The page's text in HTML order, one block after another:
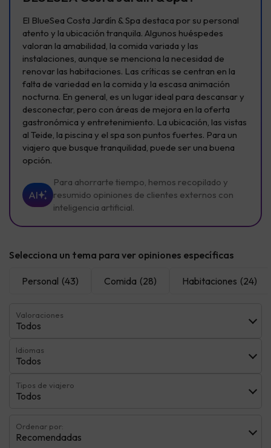
El BlueSea Costa Jardín & Spa destaca por su personal
atento y la ubicación tranquila. Algunos huéspedes
valoran la amabilidad, la comida variada y las
instalaciones, aunque se menciona la necesidad de
renovar las habitaciones. Las críticas se centran en la
falta de variedad en la comida y la escasa animación
nocturna. En general, es un lugar ideal para descansar y
desconectar, pero con áreas de mejora en la oferta
gastronómica y entretenimiento. La ubicación, las vistas
al Teide, la piscina y el spa son puntos fuertes. Para un
viajero que busque tranquilidad, puede ser una buena
opción.
AI
Para ahorrarte tiempo, hemos recopilado y
resumido opiniones de clientes externos con
inteligencia artificial.
Selecciona un tema para ver opiniones específicas
Personal (43) Comida (28) Habitaciones (24)
Valoraciones
Todos
Idiomas
Todos
Tipos de viajero
Todos
Ordenar por:
Recomendadas